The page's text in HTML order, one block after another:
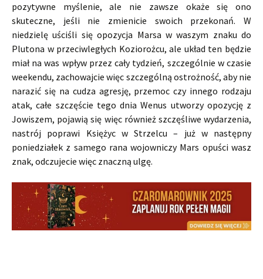
pozytywne myślenie, ale nie zawsze okaże się ono
skuteczne, jeśli nie zmienicie swoich przekonań. W
niedzielę uściśli się opozycja Marsa w waszym znaku do
Plutona w przeciwległych Koziorożcu, ale układ ten będzie
miał na was wpływ przez cały tydzień, szczególnie w czasie
weekendu, zachowajcie więc szczególną ostrożność, aby nie
narazić się na cudza agresję, przemoc czy innego rodzaju
atak, całe szczęście tego dnia Wenus utworzy opozycję z
Jowiszem, pojawią się więc również szczęśliwe wydarzenia,
nastrój poprawi Księżyc w Strzelcu – już w następny
poniedziałek z samego rana wojowniczy Mars opuści wasz
znak, odczujecie więc znaczną ulgę.